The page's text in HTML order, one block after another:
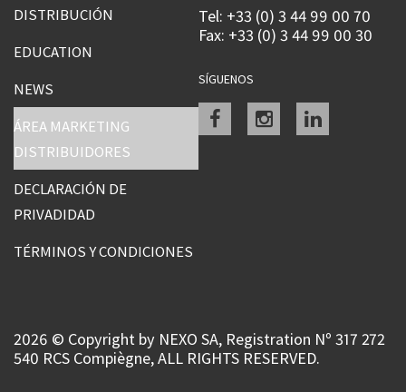
DISTRIBUCIÓN
EDUCATION
NEWS
ÁREA MARKETING
DISTRIBUIDORES
DECLARACIÓN DE
PRIVADIDAD
TÉRMINOS Y CONDICIONES
Tel: +33 (0) 3 44 99 00 70
Fax: +33 (0) 3 44 99 00 30
SÍGUENOS
Facebookinstagramlinkedin
2026 © Copyright by NEXO SA, Registration Nº 317 272
540 RCS Compiègne, ALL RIGHTS RESERVED.